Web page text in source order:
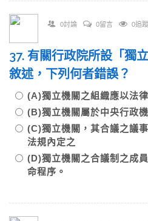
0討論 0留言 0追蹤
37. 有關行政院所設「獨
敘述，下列何者錯誤？
(A)獨立機關之組織應以法
(B)獨立機關屬於中央行政
(C)獨立機關，其合議之議
法規內定之
(D)獨立機關之合議制之成
命程序。